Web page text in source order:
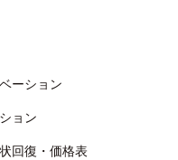
ーション
ョン
回復・価格表